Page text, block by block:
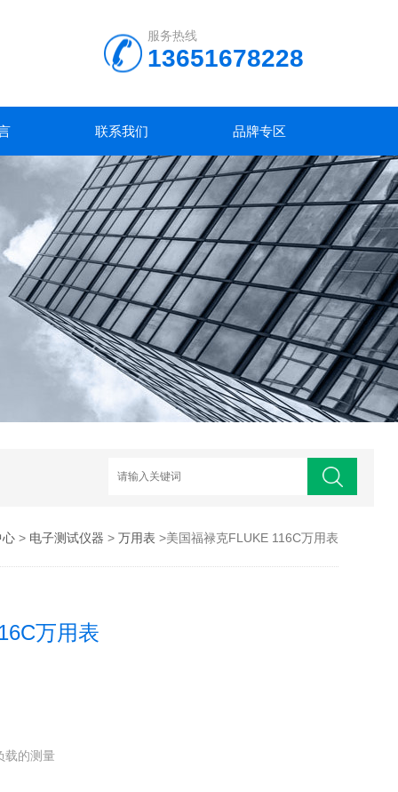
服务热线
13651678228
联系我们 品牌专区
心> 电子测试仪器 > 万用表 >美国福禄克FLUKE 116C万用表
万用表
载的测量